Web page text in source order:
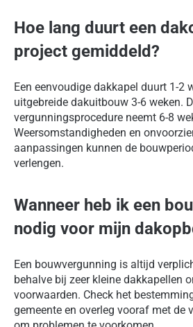
Hoe lang duurt een
project gemiddeld?
Een eenvoudige dakkapel duurt 1-2
uitgebreide dakuitbouw 3-6 weken.
vergunningsprocedure neemt 6-8
Weersomstandigheden en
aanpassingen kunnen de
verlengen.
Wanneer heb ik een
nodig voor mijn
Een bouwvergunning is altijd
behalve bij zeer kleine dakkapellen
voorwaarden. Check het
gemeente en overleg vooraf met de